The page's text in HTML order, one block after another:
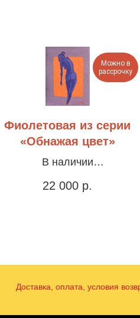
Можно в
рассрочку
Фиолетовая из серии
«Обнажая цвет»
В наличии
раму, 55х45см
22 000 р.
Доставка, оплата, условия